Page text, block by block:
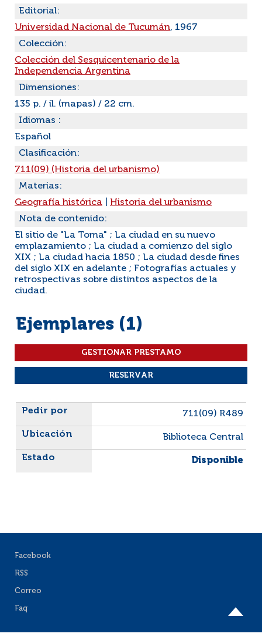
Editorial:
Universidad Nacional de Tucumán, 1967
Colección:
Colección del Sesquicentenario de la
Independencia Argentina
Dimensiones:
135 p. / il. (mapas) / 22 cm.
Idiomas :
Español
Clasificación:
711(09) (Historia del urbanismo)
Materias:
Geografía histórica
Historia del urbanismo
Nota de contenido:
El sitio de "La Toma" ; La ciudad en su nuevo
emplazamiento ; La ciudad a comienzo del siglo
XIX ; La ciudad hacia 1850 ; La ciudad desde fines
del siglo XIX en adelante ; Fotografías actuales y
retrospectivas sobre distintos aspectos de la
ciudad.
Ejemplares (1)
Liste des exemplaires
711(09) R489
Biblioteca Central
Disponible
Facebook
RSS
Correo
Faq